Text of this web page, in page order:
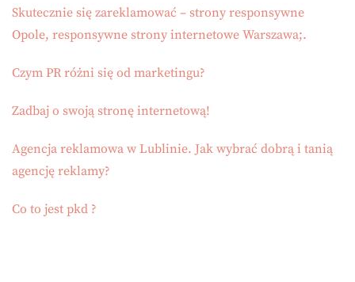
Skutecznie się zareklamować – strony responsywne
Opole, responsywne strony internetowe Warszawa;.
Czym PR różni się od marketingu?
Zadbaj o swoją stronę internetową!
Agencja reklamowa w Lublinie. Jak wybrać dobrą i tanią
agencję reklamy?
Co to jest pkd ?